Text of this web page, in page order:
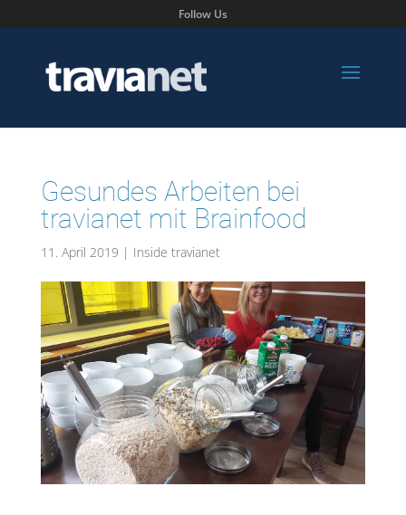
Follow Us
Gesundes Arbeiten bei
travianet mit Brainfood
11. April 2019 | Inside travianet